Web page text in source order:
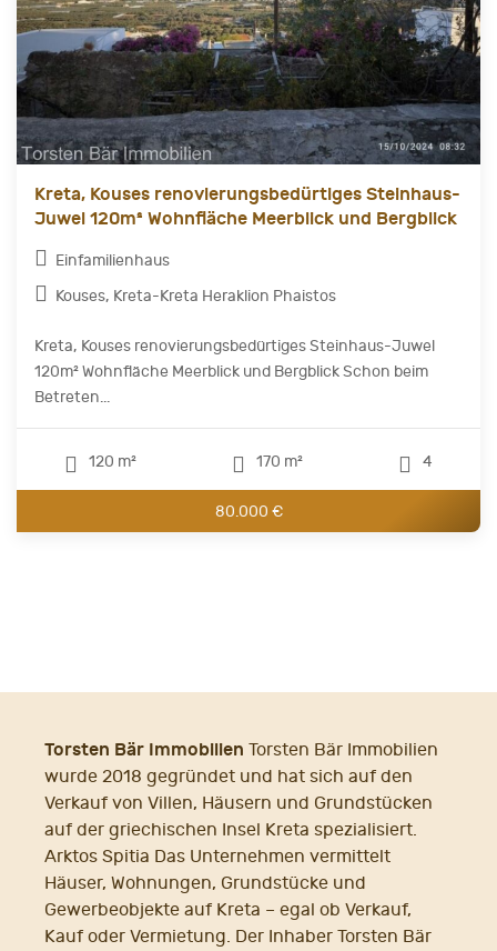
Kreta, Kouses renovierungsbedürtiges Steinhaus-
Juwel 120m² Wohnfläche Meerblick und Bergblick
Einfamilienhaus
Kouses, Kreta-Kreta Heraklion Phaistos
Kreta, Kouses renovierungsbedürtiges Steinhaus-Juwel
120m² Wohnfläche Meerblick und Bergblick Schon beim
Betreten...
120 m² 170 m² 4
80.000 €
Torsten Bär Immobilien Torsten Bär Immobilien
wurde 2018 gegründet und hat sich auf den
Verkauf von Villen, Häusern und Grundstücken
auf der griechischen Insel Kreta spezialisiert.
Arktos Spitia Das Unternehmen vermittelt
Häuser, Wohnungen, Grundstücke und
Gewerbeobjekte auf Kreta – egal ob Verkauf,
Kauf oder Vermietung. Der Inhaber Torsten Bär